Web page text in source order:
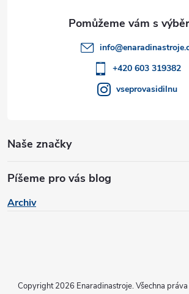
Naše značky
Píšeme pro vás blog
Archiv
info@
+420 603 319382
vseprovasidilnu
Copyright 2026 Enaradinastroje. Všechna